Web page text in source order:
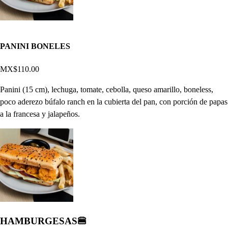
PANINI BONELES
MX$110.00
Panini (15 cm), lechuga, tomate, cebolla, queso amarillo, boneless,
poco aderezo búfalo ranch en la cubierta del pan, con porción de papas
a la francesa y jalapeños.
HAMBURGESAS🍔